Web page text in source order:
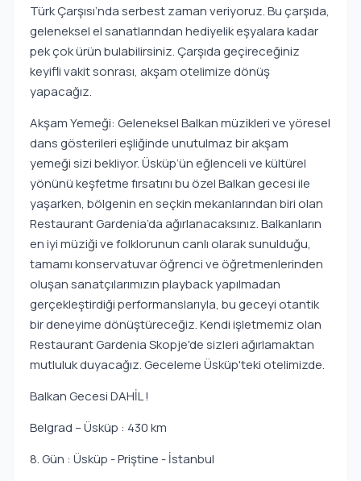
Türk Çarşısı’nda serbest zaman veriyoruz. Bu çarşıda,
geleneksel el sanatlarından hediyelik eşyalara kadar
pek çok ürün bulabilirsiniz. Çarşıda geçireceğiniz
keyifli vakit sonrası, akşam otelimize dönüş
yapacağız.
Akşam Yemeği: Geleneksel Balkan müzikleri ve yöresel
dans gösterileri eşliğinde unutulmaz bir akşam
yemeği sizi bekliyor. Üsküp’ün eğlenceli ve kültürel
yönünü keşfetme fırsatını bu özel Balkan gecesi ile
yaşarken, bölgenin en seçkin mekanlarından biri olan
Restaurant Gardenia’da ağırlanacaksınız. Balkanların
en iyi müziği ve folklorunun canlı olarak sunulduğu,
tamamı konservatuvar öğrenci ve öğretmenlerinden
oluşan sanatçılarımızın playback yapılmadan
gerçekleştirdiği performanslarıyla, bu geceyi otantik
bir deneyime dönüştüreceğiz. Kendi işletmemiz olan
Restaurant Gardenia Skopje'de sizleri ağırlamaktan
mutluluk duyacağız. Geceleme Üsküp'teki otelimizde.
Balkan Gecesi DAHİL !
Belgrad – Üsküp : 430 km
8. Gün : Üsküp - Priştine - İstanbul